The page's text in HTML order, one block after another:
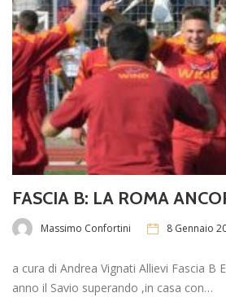
FASCIA B: LA ROMA
Massimo Confortini 8 Gennaio
a cura di Andrea Vignati Allievi Fascia B
anno il Savio superando ,in casa con…